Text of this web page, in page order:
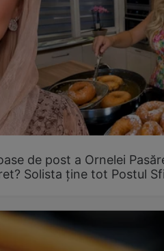
de post a Ornelei
Solista ține tot Postul